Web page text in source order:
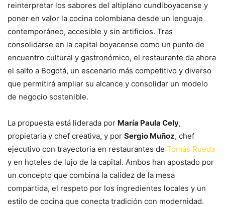
reinterpretar los sabores del altiplano cundiboyacense y
poner en valor la cocina colombiana desde un lenguaje
contemporáneo, accesible y sin artificios. Tras
consolidarse en la capital boyacense como un punto de
encuentro cultural y gastronómico, el restaurante da ahora
el salto a Bogotá, un escenario más competitivo y diverso
que permitirá ampliar su alcance y consolidar un modelo
de negocio sostenible.
La propuesta está liderada por María Paula Cely,
propietaria y chef creativa, y por Sergio Muñoz, chef
ejecutivo con trayectoria en restaurantes de Tomás Rueda
y en hoteles de lujo de la capital. Ambos han apostado por
un concepto que combina la calidez de la mesa
compartida, el respeto por los ingredientes locales y un
estilo de cocina que conecta tradición con modernidad.